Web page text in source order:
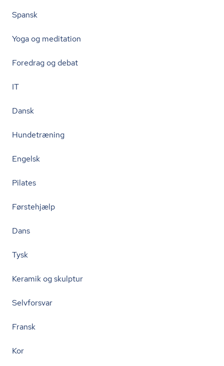
Spansk
Yoga og meditation
Foredrag og debat
IT
Dansk
Hundetræning
Engelsk
Pilates
Førstehjælp
Dans
Tysk
Keramik og skulptur
Selvforsvar
Fransk
Kor